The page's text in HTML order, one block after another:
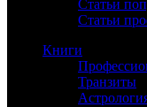
Статьи
Статьи
Книги
Транзиты